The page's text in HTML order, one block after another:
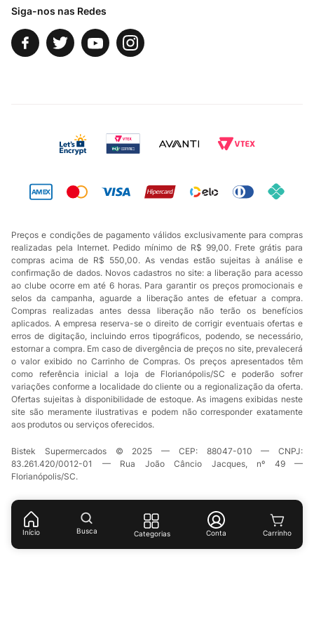
Início Busca Categorias Conta
Siga-nos nas Redes
Preços e condições de pagamento válidos exclusivamente para compras
realizadas pela Internet. Pedido mínimo de R$ 99,00. Frete grátis para
compras acima de R$ 550,00. As vendas estão sujeitas à análise e
confirmação de dados. Novos cadastros no site: a liberação para acesso
ao clube ocorre em até 6 horas. Para garantir os preços promocionais e
selos da campanha, aguarde a liberação antes de efetuar a compra.
Compras realizadas antes dessa liberação não terão os benefícios
aplicados. A empresa reserva-se o direito de corrigir eventuais ofertas e
erros de digitação, incluindo erros tipográficos, podendo, se necessário,
estornar a compra. Em caso de divergência de preços no site, prevalecerá
o valor exibido no Carrinho de Compras. Os preços apresentados têm
como referência inicial a loja de Florianópolis/SC e poderão sofrer
variações conforme a localidade do cliente ou a regionalização da oferta.
Ofertas sujeitas à disponibilidade de estoque. As imagens exibidas neste
site são meramente ilustrativas e podem não corresponder exatamente
aos produtos ou serviços oferecidos.
Bistek Supermercados © 2025 — CEP: 88047-010 — CNPJ:
83.261.420/0012-01 — Rua João Câncio Jacques, nº 49 —
Florianópolis/SC.